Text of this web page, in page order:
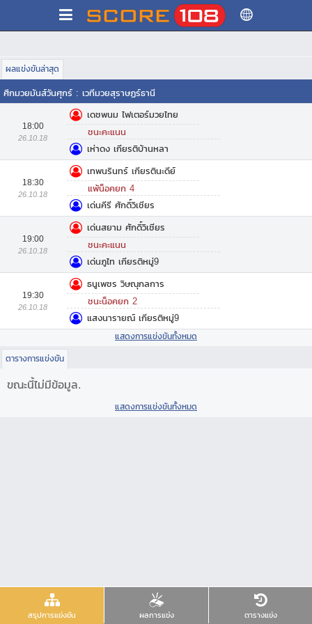
สรุปการแข่งขัน ผลการแข่ง ตารางแข่ง
ผลแข่งขันล่าสุด
ศึกมวยมันส์วันศุกร์ : เวทีมวยสุราษฏร์ธานี
18:00
26.10.18
เดชพนม ไฟเตอร์มวยไทย
ชนะคะแนน
เห่าดง เกียรติบ้านหลา
18:30
26.10.18
เทพนรินทร์ เกียรตินะดีย์
แพ้น็อคยก 4
เด่นคีรี ศักดิ์วิเชียร
19:00
26.10.18
เด่นสยาม ศักดิ์วิเชียร
ชนะคะแนน
เด่นภูไท เกียรติหมู่9
19:30
26.10.18
ธนูเพชร วิษณุกลการ
ชนะน็อคยก 2
แสงนารายณ์ เกียรติหมู่9
แสดงการแข่งขันทั้งหมด
ตารางการแข่งขัน
ขณะนี้ไม่มีข้อมูล.
แสดงการแข่งขันทั้งหมด